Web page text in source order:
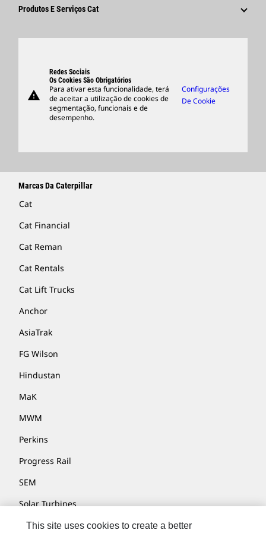
Inovação
Fornecedores
Produtos E Serviços Cat
Suporte
Merchandise
Encontrar Um Revendedor
warning
Redes Sociais
Os Cookies São Obrigatórios
Para ativar esta funcionalidade, terá
de aceitar a utilização de cookies de
segmentação, funcionais e de
desempenho.
Configurações
De Cookie
Marcas Da Caterpillar
Cat
Cat Financial
Cat Reman
Cat Rentals
Cat Lift Trucks
Anchor
AsiaTrak
FG Wilson
Hindustan
MaK
MWM
Perkins
Progress Rail
SEM
Solar Turbines
SPM Oil & Gas
This site uses cookies to create a better